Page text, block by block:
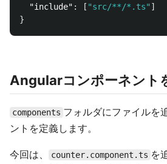
"include" : [ "src/**/*.ts" ]
}
Angularコンポーネント
components フォルダにファイルを
ントを定義します。
今回は、 counter.component.ts を